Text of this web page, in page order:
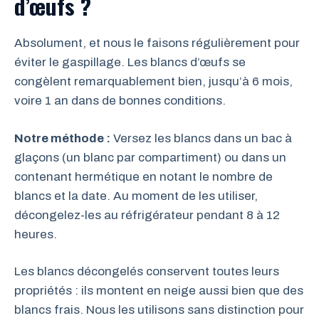
Absolument, et nous le faisons régulièrement pour
éviter le gaspillage. Les blancs d’œufs se
congèlent remarquablement bien, jusqu’à 6 mois,
voire 1 an dans de bonnes conditions.
Notre méthode : Versez les blancs dans un bac à
glaçons (un blanc par compartiment) ou dans un
contenant hermétique en notant le nombre de
blancs et la date. Au moment de les utiliser,
décongelez-les au réfrigérateur pendant 8 à 12
heures.
Les blancs décongelés conservent toutes leurs
propriétés : ils montent en neige aussi bien que des
blancs frais. Nous les utilisons sans distinction pour